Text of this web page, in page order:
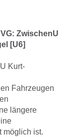
ZwischenU
[U6]
Kurt-
Fahrzeugen
längere
möglich ist.